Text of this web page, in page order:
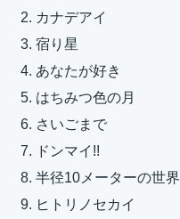
カナデアイ
宿り星
あなたが好き
はちみつ色の月
さいごまで
ドンマイ!!
半径10メーターの世界
ヒトリノセカイ